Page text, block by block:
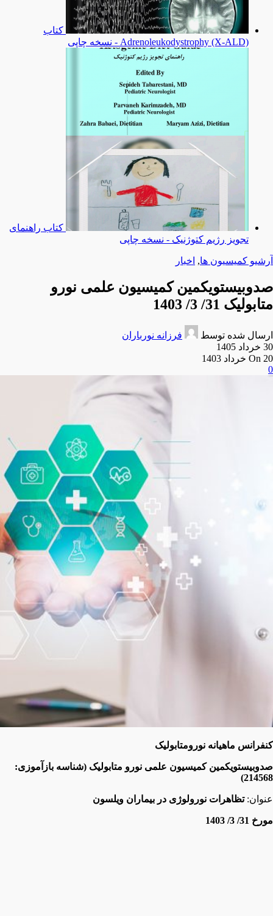
کتاب
Adrenoleukodystrophy (X-ALD) - نسخه چاپی
کتاب راهنمای
تجویز رژیم کتوژنیک - نسخه چاپی
آرشیو کمیسیون ها, اخبار
صدوبیستویکمین کمیسیون علمی نورو
متابولیک 31/ 3/ 1403
ارسال شده توسط
فرزانه نورباران
30 خرداد 1405
On 20 خرداد 1403
0
کنفرانس ماهیانه نورومتابولیک
صدوبیستویکمین کمیسیون علمی نورو متابولیک (شناسه بازآموزی:
214568)
عنوان:تظاهرات نورولوژی در بیماران ویلسون
مورخ 31/ 3/ 1403